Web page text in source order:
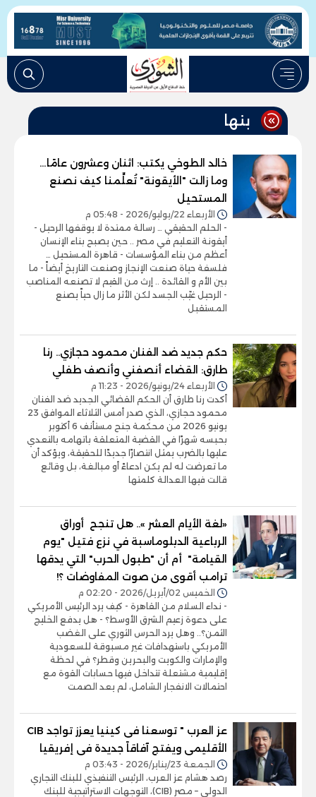
بنها
خالد الطوخي يكتب: اثنان وعشرون عامًا…
وما زالت "الأيقونة" تُعلِّمنا كيف نصنع
المستحيل
الأربعاء 22/يوليو/2026 - 05:48 م
- الحلم الحقيقي … رسالة ممتدة لا يوقفها الرحيل -
أيقونة التعليم في مصر .. حين يصبح بناء الإنسان
أعظم من بناء المؤسسات - قاهرة المستحيل …
فلسفة حياة صنعت الإنجاز وصنعت التاريخ أيضاً - ما
بين الأم و القائدة .. إرث من القيم لا تصنعه المناصب
- الرحيل غيّب الجسد لكن الأثر ما زال حياً يصنع
المستقبل
حكم جديد ضد الفنان محمود حجازي.. رنا
طارق: القضاء أنصفني وأنصف طفلي
الأربعاء 24/يونيو/2026 - 11:23 م
أكدت رنا طارق أن الحكم القضائي الجديد ضد الفنان
محمود حجازي، الذي صدر أمس الثلاثاء الموافق 23
يونيو 2026 من محكمة جنح مستأنف 6 أكتوبر
بحبسه شهرًا في القضية المتعلقة باتهامه بالتعدي
عليها بالضرب يمثل انتصارًا جديدًا للحقيقة، ويؤكد أن
ما تعرضت له لم يكن ادعاءً أو مبالغة، بل وقائع
قالت فيها العدالة كلمتها
«لغة الأيام العشر ».. هل تنجح أوراق
الرباعية الدبلوماسبة في نزع فتيل "يوم
القيامة" أم أن "طبول الحرب" التي يدقها
ترامب أقوى من صوت المفاوضات ؟!
الخميس 02/أبريل/2026 - 02:20 م
- نداء السلام من القاهرة - كيف يرد الرئيس الأمريكي
على دعوة زعيم الشرق الأوسط؟ - هل يدفع الخليج
الثمن؟.. وهل يرد الحرس الثوري على الغضب
الأمريكي باستهدافات غير مسبوقة للسعودية
والإمارات والكويت والبحرين وقطر؟ في لحظة
إقليمية مشتعلة تتداخل فيها حسابات القوة مع
احتمالات الانفجار الشامل، لم يعد الصمت
عز العرب " توسعنا فى كينيا يعزز تواجد CIB
الأقليمى ويفتج آفاقاً جديدة فى إفريقيا
الجمعة 23/يناير/2026 - 03:43 م
رصد هشام عز العرب، الرئيس التنفيذي للبنك التجاري
الدولي – مصر (CIB)، التوجهات الاستراتيجية للبنك